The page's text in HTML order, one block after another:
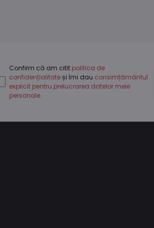
Confirm că am citit politica de
confidențialitateși îmi dau consimțământul
explicit pentru prelucrarea datelor mele
personale.